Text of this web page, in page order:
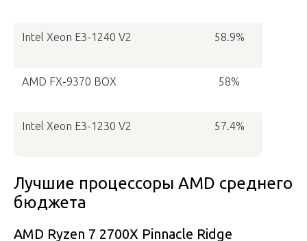
Intel Xeon E3-1240 V2 58.9%
AMD FX-9370 BOX 58%
Intel Xeon E3-1230 V2 57.4%
Лучшие процессоры AMD среднего
бюджета
AMD Ryzen 7 2700X Pinnacle Ridge